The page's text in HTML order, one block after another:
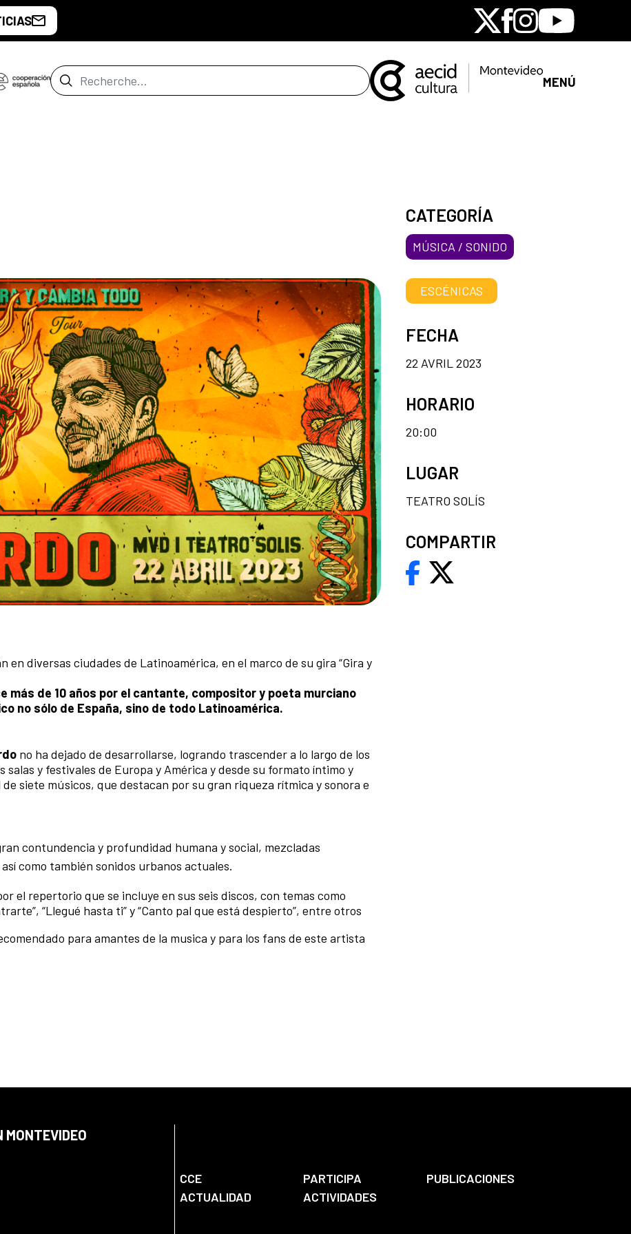
X Facebook
Instagram
Youtube
Barre de recherche MENÚ
en diversas ciudades de Latinoamérica, en el marco de su gira “Gira y
más de 10 años por el cantante, compositor y poeta murciano
no sólo de España, sino de todo Latinoamérica.
no ha dejado de desarrollarse, logrando trascender a lo largo de los
salas y festivales de Europa y América y desde su formato íntimo y
siete músicos, que destacan por su gran riqueza rítmica y sonora e
contundencia y profundidad humana y social, mezcladas
como también sonidos urbanos actuales.
el repertorio que se incluye en sus seis discos, con temas como
“Llegué hasta ti” y “Canto pal que está despierto”, entre otros
para amantes de la musica y para los fans de este artista
CATEGORÍA
MÚSICA / SONIDO
ESCÉNICAS
FECHA
22 AVRIL 2023
HORARIO
20:00
LUGAR
TEATRO SOLÍS
COMPARTIR
MONTEVIDEO
CCE PARTICIPA
PUBLICACIONES
ACTUALIDAD
ACTIVIDADES